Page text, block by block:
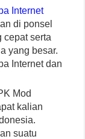
Internet
di ponsel
cepat serta
yang besar.
Internet dan
Mod
kalian
suatu